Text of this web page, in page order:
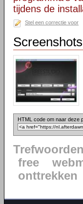
tijdens de
Stel een correctie voor
HTML code om naar deze
free
onttrekken